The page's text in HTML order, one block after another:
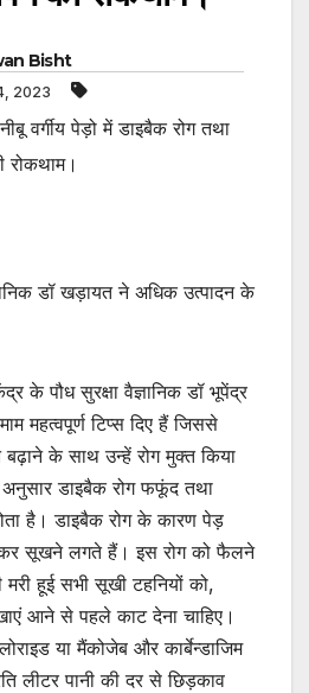
Bisht
2023
वर्गीय पेड़ो में डाइबैक रोग तथा
रोकथाम।
डॉ खड़ायत ने अधिक उत्पादन के
के पौध सुरक्षा वैज्ञानिक डॉ भूपेंद्र
महत्वपूर्ण टिप्स दिए हैं जिससे
के साथ उन्हें रोग मुक्त किया
डाइबैक रोग फफूंद तथा
है। डाइबैक रोग के कारण पेड़
सूखने लगते हैं। इस रोग को फैलने
हूई सभी सूखी टहनियों को,
आने से पहले काट देना चाहिए।
या मैंकोजेब और कार्बेन्डाजिम
लीटर पानी की दर से छिड़काव